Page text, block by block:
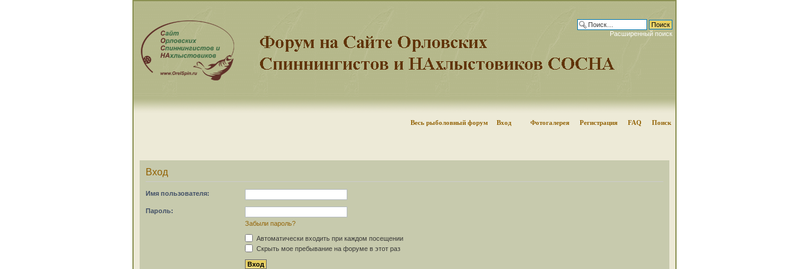
Расширенный поиск
Весь рыболовный форум Вход Фотогалерея Регистрация FAQ Поиск
Вход
Имя пользователя:
Пароль:
Забыли пароль?
Автоматически входить при каждом посещении
Скрыть мое пребывание на форуме в этот раз